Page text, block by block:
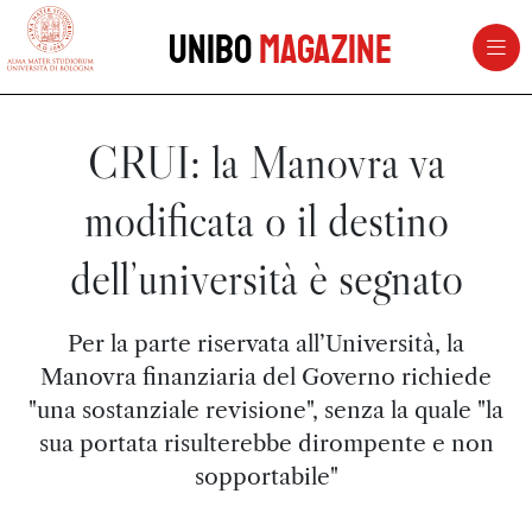
vai al contenuto della pagina
UniboMagazine
CRUI: la Manovra va
modificata o il destino
dell’università è segnato
Per la parte riservata all’Università, la
Manovra finanziaria del Governo richiede
"una sostanziale revisione", senza la quale "la
sua portata risulterebbe dirompente e non
sopportabile"